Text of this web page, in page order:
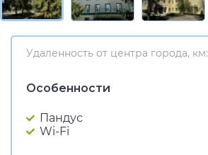
Удаленность от центра города, км:
Особенности
Пандус
Wi-Fi